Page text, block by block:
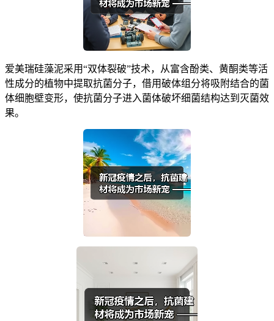
爱美瑞硅藻泥采用“双体裂破”技术，从富含酚类、黄酮类等活
性成分的植物中提取抗菌分子，借用破体组分将吸附结合的菌
体细胞壁变形，使抗菌分子进入菌体破坏细菌结构达到灭菌效
果。